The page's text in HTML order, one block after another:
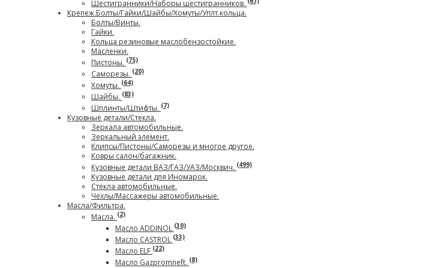
Шестигранники/Наборы шестигранников.
Крепеж.Болты/Гайки/Шайбы/Хомуты/Уплт.кольца.
Болты/Винты.
Гайки.
Кольца резиновые маслобензостойкие.
Масленки.
Пистоны. (75)
Саморезы. (20)
Хомуты. (64)
Шайбы. (83)
Шплинты/Штифты. (7)
Кузовные детали/Стекла.
Зеркала автомобильные.
Зеркальный элемент.
Клипсы/Пистоны/Саморезы и многое другое.
Ковры салон/багажник.
Кузовные детали ВАЗ/ГАЗ/УАЗ/Москвич. (499)
Кузовные детали для Иномарок.
Стекла автомобильные.
Чехлы/Массажеры автомобильные.
Масла/Фильтра.
Масла. (2)
Масло ADDINOL (30)
Масло CASTROL (33)
Масло ELF (22)
Масло Gazpromneft. (8)